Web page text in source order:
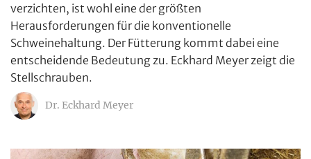
verzichten, ist wohl eine der größten
Herausforderungen für die konventionelle
Schweinehaltung. Der Fütterung kommt dabei eine
entscheidende Bedeutung zu. Eckhard Meyer zeigt die
Stellschrauben.
Dr. Eckhard Meyer